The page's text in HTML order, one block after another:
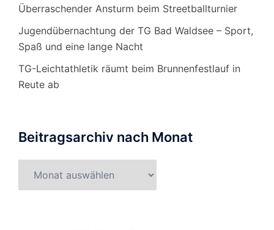
Überraschender Ansturm beim Streetballturnier
Jugendübernachtung der TG Bad Waldsee – Sport,
Spaß und eine lange Nacht
TG-Leichtathletik räumt beim Brunnenfestlauf in
Reute ab
Beitragsarchiv nach Monat